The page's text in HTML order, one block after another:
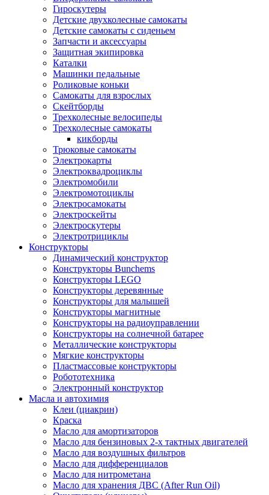
Гироскутеры
Детские двухколесные самокаты
Детские самокаты с сиденьем
Запчасти и аксессуары
Защитная экипировка
Каталки
Машинки педальные
Роликовые коньки
Самокаты для взрослых
Скейтборды
Трехколесные велосипеды
Трехколесные самокаты
кикборды
Трюковые самокаты
Электрокарты
Электроквадроциклы
Электромобили
Электромотоциклы
Электросамокаты
Электроскейты
Электроскутеры
Электротрициклы
Конструкторы
Динамический конструктор
Конструкторы Bunchems
Конструкторы LEGO
Конструкторы деревянные
Конструкторы для малышей
Конструкторы магнитные
Конструкторы на радиоуправлении
Конструкторы на солнечной батарее
Металлические конструкторы
Мягкие конструкторы
Пластмассовые конструкторы
Робототехника
Электронный конструктор
Масла и автохимия
Клеи (циакрин)
Краска
Масло для амортизаторов
Масло для бензиновых 2-х тактных двигателей
Масло для воздушных фильтров
Масло для дифференциалов
Масло для нитрометана
Масло для хранения ДВС (After Run Oil)